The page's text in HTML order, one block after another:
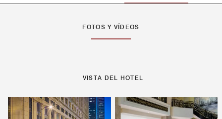
FOTOS Y VÍDEOS
VISTA DEL HOTEL